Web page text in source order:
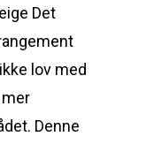
Det
lov med
Denne